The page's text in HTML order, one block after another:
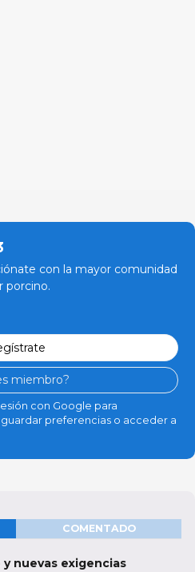
con la mayor comunidad
porcino.
miembro?
con Google para
preferencias o acceder a
COMENTADO
nuevas exigencias